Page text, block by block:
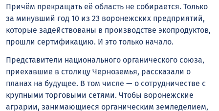
Причём прекращать её область не собирается. Только
за минувший год 10 из 23 воронежских предприятий,
которые задействованы в производстве экопродуктов,
прошли сертификацию. И это только начало.
Представители национального органического союза,
приехавшие в столицу Черноземья, рассказали о
планах на будущее. В том числе — о сотрудничестве с
крупными торговыми сетями. Чтобы воронежские
аграрии, занимающиеся органическим земледелием,